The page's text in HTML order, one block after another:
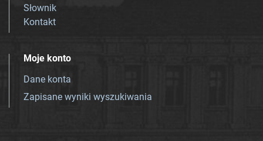
Słownik
Kontakt
Moje konto
Dane konta
Zapisane wyniki wyszukiwania